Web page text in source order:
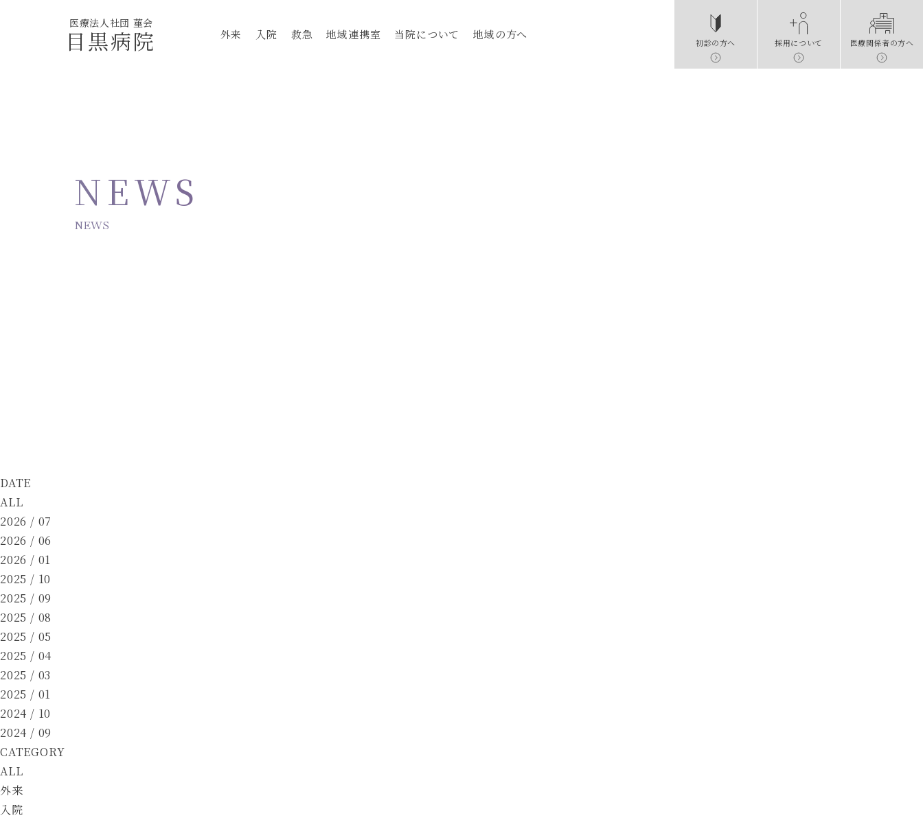
医療法人社団 菫会
目黒病院 外来 入院 救急 地域連携室 当院について 地域の方へ
初診の方へ 採用について 医療関係者の方へ
NEWS
NEWS
DATE
ALL
2026 / 07
2026 / 06
2026 / 01
2025 / 10
2025 / 09
2025 / 08
2025 / 05
2025 / 04
2025 / 03
2025 / 01
2024 / 10
2024 / 09
CATEGORY
ALL
外来
入院